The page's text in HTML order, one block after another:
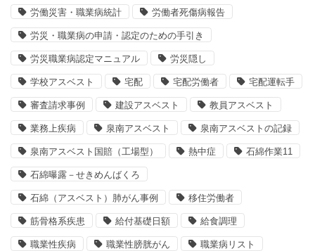
労働災害・職業病統計 労働者死傷病報告
労災・職業病の申請・認定のための手引き
労災職業病認定マニュアル 労災隠し
学校アスベスト 宅配 宅配労働者 宅配運転手
審査請求事例 建設アスベスト 教員アスベスト
業務上疾病 泉南アスベスト 泉南アスベストの記録
泉南アスベスト国賠（工場型） 熱中症 石綿作業11
石綿曝露－せきめんばくろ
石綿（アスベスト）肺がん事例 移住労働者
筋骨格系疾患 給付基礎日額 給食調理
職業性疾病 職業性膀胱がん 職業病リスト